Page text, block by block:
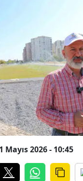
Mayıs 2026 - 10:45